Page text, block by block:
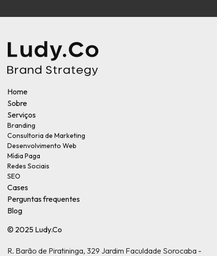
Home
Sobre
Serviços
Branding
Consultoria de Marketing
Desenvolvimento Web
Mídia Paga
Redes Sociais
SEO
Cases
Perguntas frequentes
Blog
© 2025 Ludy.Co
R. Barão de Piratininga, 329 Jardim Faculdade Sorocaba -